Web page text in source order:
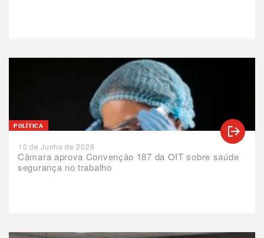
Câmara aprova Convenção 187 da OIT sobre saúde
segurança no trabalho
POLÍTICA
10 de Junho de 2026